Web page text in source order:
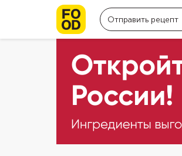
Отправить рецепт